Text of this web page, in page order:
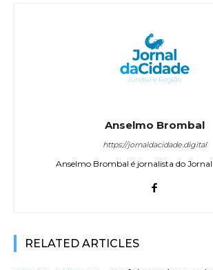
Anselmo Brombal
https://jornaldacidade.digital
Anselmo Brombal é jornalista do Jornal
RELATED ARTICLES